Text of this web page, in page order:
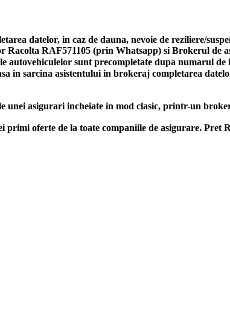
datelor, in caz de dauna, nevoie de reziliere/
RAF571105 (prin Whatsapp) si Brokerul de
sunt precompletate dupa numarul de
in sarcina asistentului in brokeraj completarea
unei asigurari incheiate in mod clasic, printr-un
primi oferte de la toate companiile de asigurare. Pret